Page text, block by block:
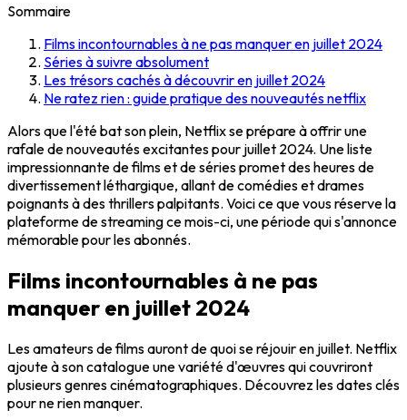
Sommaire
Films incontournables à ne pas manquer en juillet 2024
Séries à suivre absolument
Les trésors cachés à découvrir en juillet 2024
Ne ratez rien : guide pratique des nouveautés netflix
Alors que l'été bat son plein, Netflix se prépare à offrir une
rafale de nouveautés excitantes pour juillet 2024. Une liste
impressionnante de films et de séries promet des heures de
divertissement léthargique, allant de comédies et drames
poignants à des thrillers palpitants. Voici ce que vous réserve la
plateforme de streaming ce mois-ci, une période qui s'annonce
mémorable pour les abonnés.
Films incontournables à ne pas
manquer en juillet 2024
Les amateurs de films auront de quoi se réjouir en juillet. Netflix
ajoute à son catalogue une variété d'œuvres qui couvriront
plusieurs genres cinématographiques. Découvrez les dates clés
pour ne rien manquer.